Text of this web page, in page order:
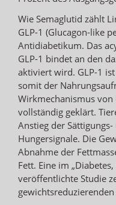
Wie Semaglutid zählt
GLP-1 (Glucagon-like
Antidiabetikum. Das
GLP-1 bindet an den
aktiviert wird. GLP-1
somit der
Wirkmechanismus
vollständig geklärt.
Anstieg der
Hungersignale. Die
Abnahme der
Fett. Eine im
veröffentlichte Studie